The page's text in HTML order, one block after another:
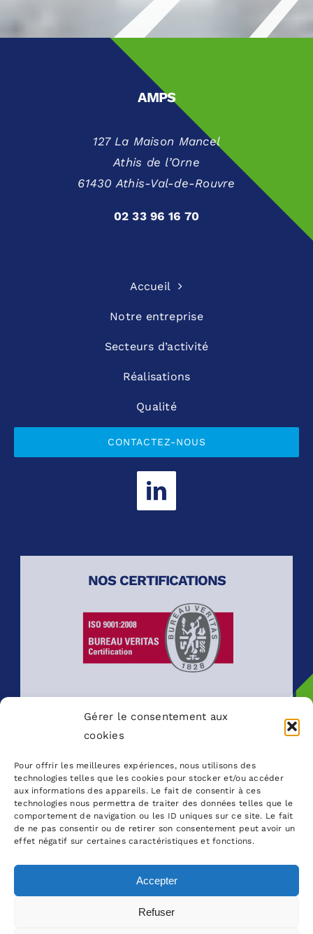
Gérer le consentement aux
cookies
Pour offrir les meilleures expériences, nous utilisons des
technologies telles que les cookies pour stocker et/ou accéder
aux informations des appareils. Le fait de consentir à ces
technologies nous permettra de traiter des données telles que le
comportement de navigation ou les ID uniques sur ce site. Le fait
de ne pas consentir ou de retirer son consentement peut avoir un
effet négatif sur certaines caractéristiques et fonctions.
Accepter
Refuser
AMPS
127 La Maison Mancel
Athis de l’Orne
61430 Athis-Val-de-Rouvre
02 33 96 16 70
Accueil
Notre entreprise
Secteurs d’activité
Réalisations
Qualité
CONTACTEZ-NOUS
NOS CERTIFICATIONS